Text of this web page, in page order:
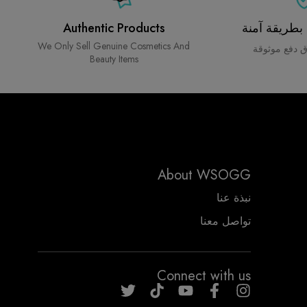
بطريقة آمنة
دفع موثوقة
Authentic Products
We Only Sell Genuine Cosmetics And
Beauty Items
About WSOGG
نبذة عنا
تواصل معنا
Connect with us